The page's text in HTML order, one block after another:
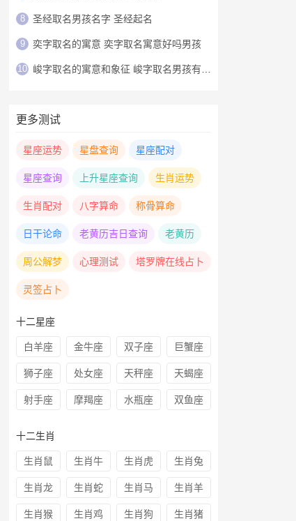
8 圣经取名男孩名字 圣经起名
9 奕字取名的寓意 奕字取名寓意好吗男孩
10 峻字取名的寓意和象征 峻字取名男孩有寓意
更多测试
星座运势 星盘查询 星座配对
星座查询 上升星座查询 生肖运势
生肖配对 八字算命 称骨算命
日干论命 老黄历吉日查询 老黄历
周公解梦 心理测试 塔罗牌在线占卜
灵签占卜
十二星座
白羊座 金牛座 双子座 巨蟹座
狮子座 处女座 天秤座 天蝎座
射手座 摩羯座 水瓶座 双鱼座
十二生肖
生肖鼠 生肖牛 生肖虎 生肖兔
生肖龙 生肖蛇 生肖马 生肖羊
生肖猴 生肖鸡 生肖狗 生肖猪